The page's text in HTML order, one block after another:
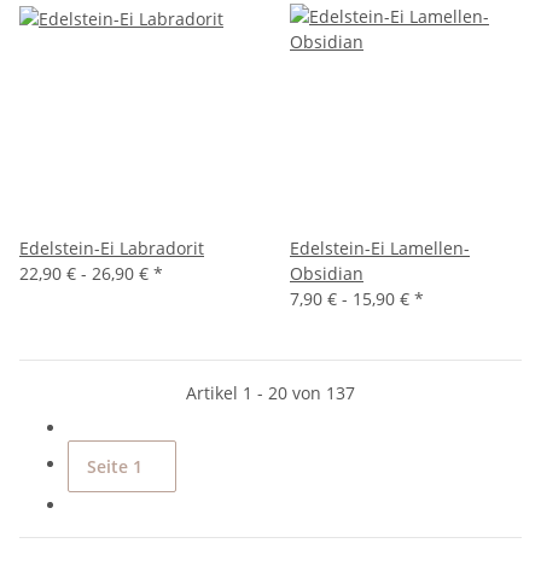
Edelstein-Ei Labradorit
22,90 € - 26,90 € *
Edelstein-Ei Lamellen-
Obsidian
7,90 € - 15,90 € *
Artikel 1 - 20 von 137
Seite 1